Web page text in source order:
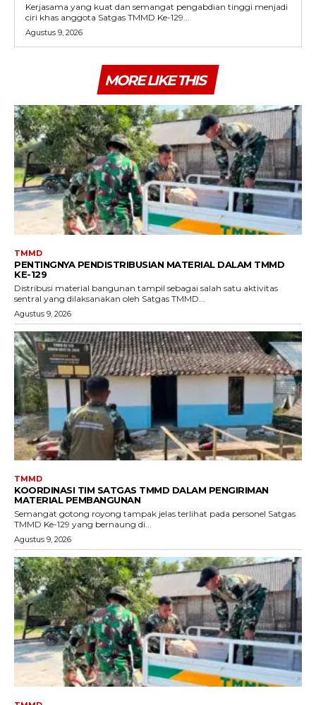
Kerjasama yang kuat dan semangat pengabdian tinggi menjadi
ciri khas anggota Satgas TMMD Ke-129...
Agustus 9, 2026
MORE LIKE THIS
TMMD
PENTINGNYA PENDISTRIBUSIAN MATERIAL DALAM TMMD
KE-129
Distribusi material bangunan tampil sebagai salah satu aktivitas
sentral yang dilaksanakan oleh Satgas TMMD...
Agustus 9, 2026
TMMD
KOORDINASI TIM SATGAS TMMD DALAM PENGIRIMAN
MATERIAL PEMBANGUNAN
Semangat gotong royong tampak jelas terlihat pada personel Satgas
TMMD Ke-129 yang bernaung di...
Agustus 9, 2026